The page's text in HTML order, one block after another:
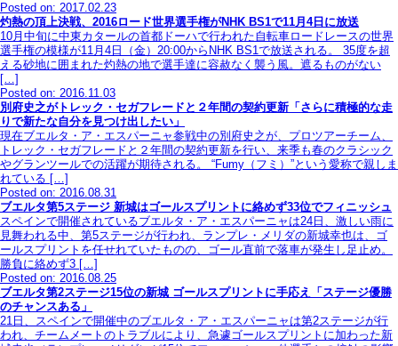
Posted on: 2017.02.23
灼熱の頂上決戦、2016ロード世界選手権がNHK BS1で11月4日に放送
10月中旬に中東カタールの首都ドーハで行われた自転車ロードレースの世界
選手権の模様が11月4日（金）20:00からNHK BS1で放送される。 35度を超
える砂地に囲まれた灼熱の地で選手達に容赦なく襲う風。遮るものがない
[…]
Posted on: 2016.11.03
別府史之がトレック・セガフレードと２年間の契約更新「さらに積極的な走
りで新たな自分を見つけ出したい」
現在ブエルタ・ア・エスパーニャ参戦中の別府史之が、プロツアーチーム、
トレック・セガフレードと２年間の契約更新を行い、来季も春のクラシック
やグランツールでの活躍が期待される。 “Fumy（フミ）”という愛称で親しま
れている […]
Posted on: 2016.08.31
ブエルタ第5ステージ 新城はゴールスプリントに絡めず33位でフィニッシュ
スペインで開催されているブエルタ・ア・エスパーニャは24日、激しい雨に
見舞われる中、第5ステージが行われ、ランプレ・メリダの新城幸也は、ゴ
ールスプリントを任せれていたものの、ゴール直前で落車が発生し足止め。
勝負に絡めず3 […]
Posted on: 2016.08.25
ブエルタ第2ステージ15位の新城 ゴールスプリントに手応え「ステージ優勝
のチャンスある」
21日、スペインで開催中のブエルタ・ア・エスパーニャは第2ステージが行
われ、チームメートのトラブルにより、急遽ゴールスプリントに加わった新